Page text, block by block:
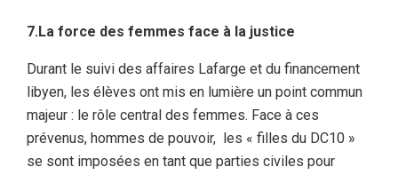
7.La force des femmes face à la justice
Durant le suivi des affaires Lafarge et du financement
libyen, les élèves ont mis en lumière un point commun
majeur : le rôle central des femmes. Face à ces
prévenus, hommes de pouvoir, les « filles du DC10 »
se sont imposées en tant que parties civiles pour